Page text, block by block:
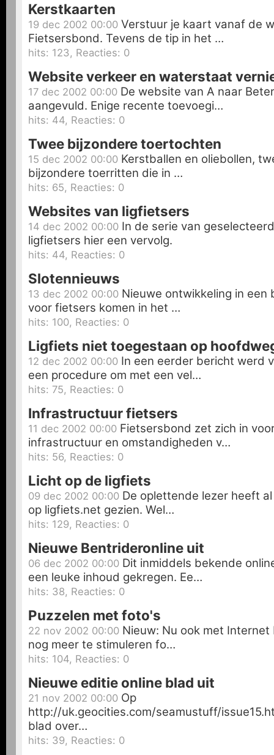
Kerstkaarten
19 dec 2002 00:00 Verstuur je kaart vanaf de
Fietsersbond. Tevens de tip in het …
hits: 123, Reacties: 0
Website verkeer en waterstaat
17 dec 2002 00:00 De website van A naar
aangevuld. Enige recente toevoegi…
hits: 44, Reacties: 0
Twee bijzondere toertochten
15 dec 2002 00:00 Kerstballen en oliebollen,
bijzondere toerritten die in …
hits: 65, Reacties: 0
Websites van ligfietsers
14 dec 2002 00:00 In de serie van
ligfietsers hier een vervolg.
hits: 44, Reacties: 0
Slotennieuws
13 dec 2002 00:00 Nieuwe ontwikkeling in een
voor fietsers komen in het …
hits: 100, Reacties: 0
Ligfiets niet toegestaan op
12 dec 2002 00:00 In een eerder bericht werd
een procedure om met een vel…
hits: 75, Reacties: 0
Infrastructuur fietsers
11 dec 2002 00:00 Fietsersbond zet zich in
infrastructuur en omstandigheden v…
hits: 56, Reacties: 0
Licht op de ligfiets
09 dec 2002 00:00 De oplettende lezer heeft
op ligfiets.net gezien. Wel…
hits: 129, Reacties: 0
Nieuwe Bentrideronline uit
06 dec 2002 00:00 Dit inmiddels bekende
een leuke inhoud gekregen. Ee…
hits: 38, Reacties: 0
Puzzelen met foto's
22 nov 2002 00:00 Nieuw: Nu ook met Internet
nog meer te stimuleren fo…
hits: 104, Reacties: 0
Nieuwe editie online blad uit
21 nov 2002 00:00 Op
http://uk.geocities.com/seamustuff/
blad over…
hits: 39, Reacties: 0